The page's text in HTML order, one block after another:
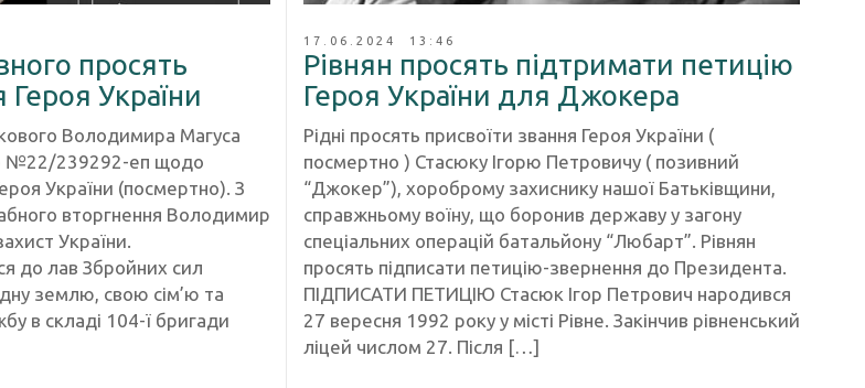
просять
Героя України
Володимира Магуса
№22/239292-еп щодо
України (посмертно). З
вторгнення Володимир
України.
до лав Збройних сил
землю, свою сім’ю та
в складі 104-ї бригади
17.06.2024 13:46
Рівнян просять підтримати петицію
Героя України для Джокера
Рідні просять присвоїти звання Героя України (
посмертно ) Стасюку Ігорю Петровичу ( позивний
“Джокер”), хороброму захиснику нашої Батьківщини,
справжньому воїну, що боронив державу у загону
спеціальних операцій батальйону “Любарт”. Рівнян
просять підписати петицію-звернення до Президента.
ПІДПИСАТИ ПЕТИЦІЮ Стасюк Ігор Петрович народився
27 вересня 1992 року у місті Рівне. Закінчив рівненський
ліцей числом 27. Після […]